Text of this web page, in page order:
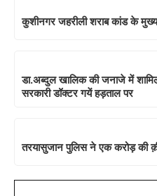
कुशीनगर जहरीली शराब कांड के
डा.अब्दुल खालिक की जनाजे में
सरकारी डॉक्टर गयें हड़ताल पर
तरयासुजान पुलिस ने एक करोड़ की